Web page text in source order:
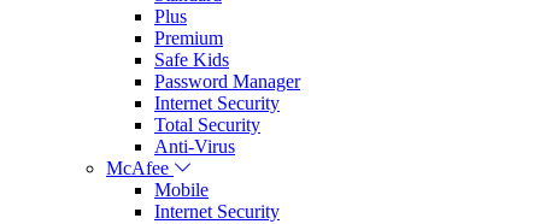
Plus
Premium
Safe Kids
Password Manager
Internet Security
Total Security
Anti-Virus
McAfee
Mobile
Internet Security